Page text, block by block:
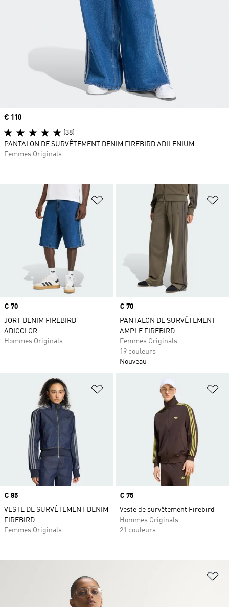
Ajouter à la Liste de produits
Prix
€ 70
JORT DENIM FIREBIRD
ADICOLOR
Hommes Originals
Prix
€ 70
PANTALON DE SURVÊTEMENT
AMPLE FIREBIRD
Femmes Originals
19 couleurs
Nouveau
Ajouter à la Liste de produits
Prix
€ 85
VESTE DE SURVÊTEMENT DENIM
FIREBIRD
Femmes Originals
Prix
€ 75
Veste de survêtement Firebird
Hommes Originals
21 couleurs
Prix
€ 110
(38)
PANTALON DE SURVÊTEMENT DENIM FIREBIRD ADILENIUM
Femmes Originals